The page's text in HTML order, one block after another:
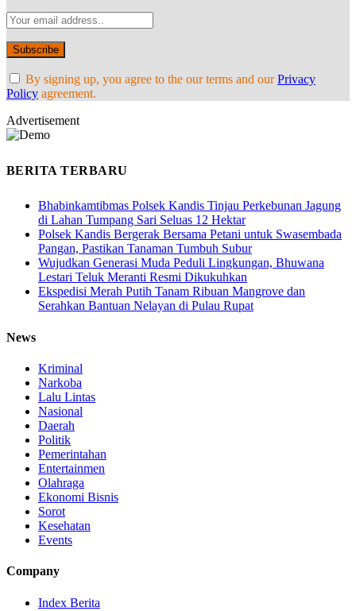
By signing up, you agree to the our terms and ourPrivacy
Policy agreement.
Advertisement
BERITA TERBARU
Bhabinkamtibmas Polsek Kandis Tinjau Perkebunan Jagung
di Lahan Tumpang Sari Seluas 12 Hektar
Polsek Kandis Bergerak Bersama Petani untuk Swasembada
Pangan, Pastikan Tanaman Tumbuh Subur
Wujudkan Generasi Muda Peduli Lingkungan, Bhuwana
Lestari Teluk Meranti Resmi Dikukuhkan
Ekspedisi Merah Putih Tanam Ribuan Mangrove dan
Serahkan Bantuan Nelayan di Pulau Rupat
News
Kriminal
Narkoba
Lalu Lintas
Nasional
Daerah
Politik
Pemerintahan
Entertainmen
Olahraga
Ekonomi Bisnis
Sorot
Kesehatan
Events
Company
Index Berita